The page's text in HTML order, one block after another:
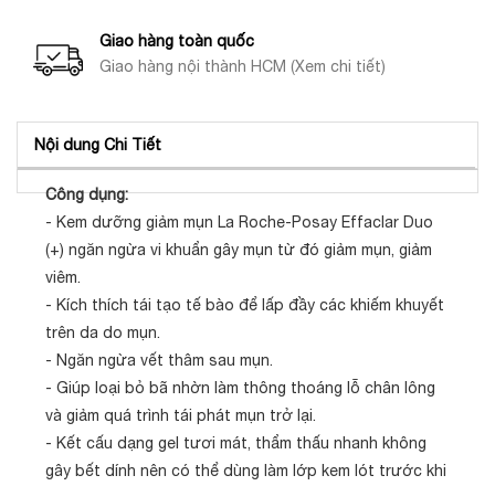
Giao hàng toàn quốc
Giao hàng nội thành HCM (Xem chi tiết)
Nội dung Chi Tiết
Công dụng:
- Kem dưỡng giảm mụn La Roche-Posay Effaclar Duo
(+) ngăn ngừa vi khuẩn gây mụn từ đó giảm mụn, giảm
viêm.
- Kích thích tái tạo tế bào để lấp đầy các khiếm khuyết
trên da do mụn.
- Ngăn ngừa vết thâm sau mụn.
- Giúp loại bỏ bã nhờn làm thông thoáng lỗ chân lông
và giảm quá trình tái phát mụn trở lại.
- Kết cấu dạng gel tươi mát, thẩm thấu nhanh không
gây bết dính nên có thể dùng làm lớp kem lót trước khi